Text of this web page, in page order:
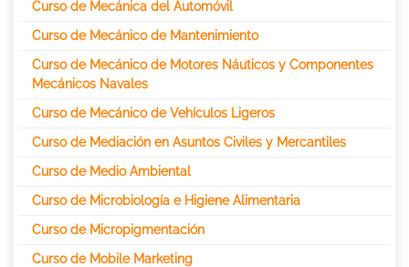
Curso de Mecánica del Automóvil
Curso de Mecánico de Mantenimiento
Curso de Mecánico de Motores Náuticos y Componentes
Mecánicos Navales
Curso de Mecánico de Vehículos Ligeros
Curso de Mediación en Asuntos Civiles y Mercantiles
Curso de Medio Ambiental
Curso de Microbiología e Higiene Alimentaria
Curso de Micropigmentación
Curso de Mobile Marketing